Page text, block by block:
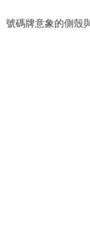
號碼牌意象的側殼